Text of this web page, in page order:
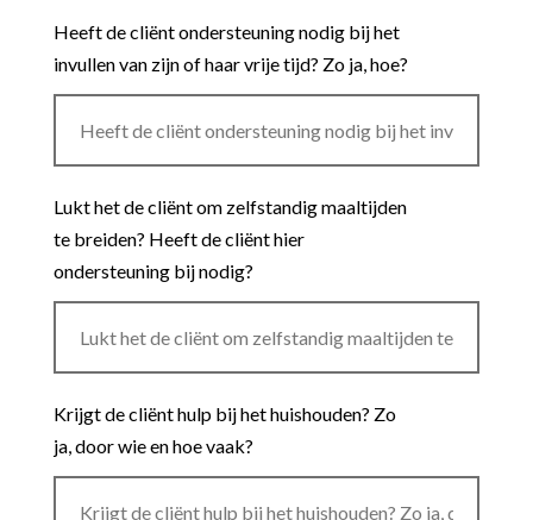
Heeft de cliënt ondersteuning nodig bij het
invullen van zijn of haar vrije tijd? Zo ja, hoe?
Lukt het de cliënt om zelfstandig maaltijden
te breiden? Heeft de cliënt hier
ondersteuning bij nodig?
Krijgt de cliënt hulp bij het huishouden? Zo
ja, door wie en hoe vaak?